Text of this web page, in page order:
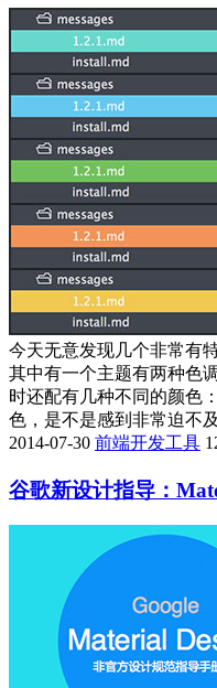
今天无意发现几个非常有
其中有一个主题有两种色
时还配有几种不同的颜色
色，是不是感到非常迫不
2014-07-30 前端开发工具
谷歌新设计指导：